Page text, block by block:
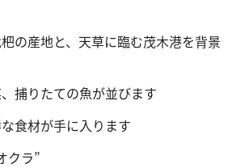
の産地と、天草に臨む茂木港を背景
捕りたての魚が並びます
食材が手に入ります
クラ”